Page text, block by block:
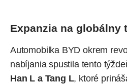
Expanzia na globálny
Automobilka BYD okrem
nabíjania spustila tento
Han L a Tang L, ktoré